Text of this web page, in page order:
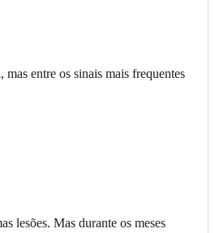
entre os sinais mais frequentes
lesões. Mas durante os meses